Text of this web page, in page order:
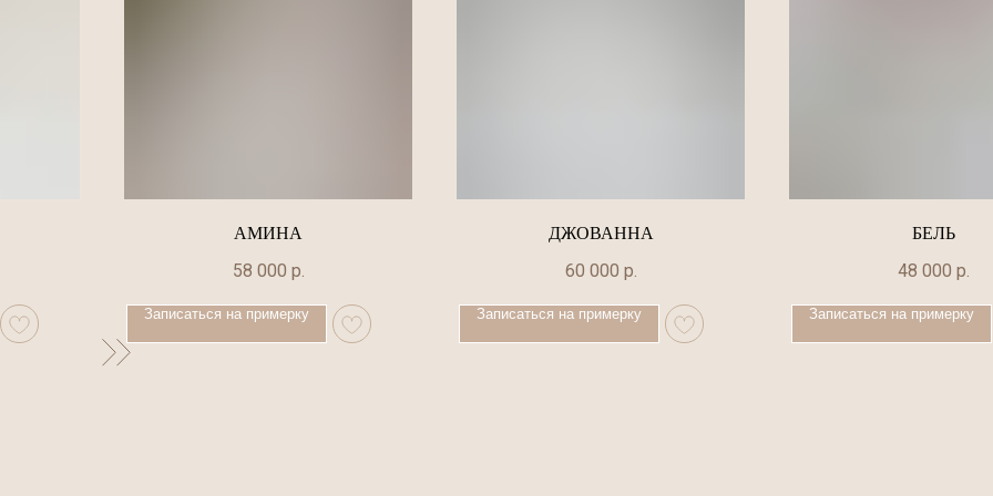
АМИНА
58 000 р.
Записаться на примерку
ДЖОВАННА
60 000 р.
Записаться на примерку
БЕЛЬ
48 000 р.
Записаться на примерку